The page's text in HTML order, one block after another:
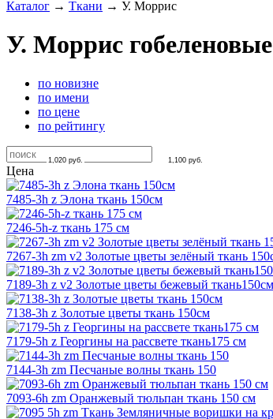
Каталог → Ткани → У. Моррис
У. Моррис
по новизне
по имени
по цене
по рейтингу
Цена
1,020 руб. 1,100 руб.
7485-3h z Элона ткань 150см
7246-5h-z ткань 175 см
7267-3h zm v2 Золотые цветы зелёный ткань
7189-3h z v2 Золотые цветы бежевый ткань150см
7138-3h z Золотые цветы ткань 150см
7179-5h z Георгины на рассвете ткань175 см
7144-3h zm Песчаные волны ткань 150
7093-6h zm Оранжевый тюльпан ткань 150 см